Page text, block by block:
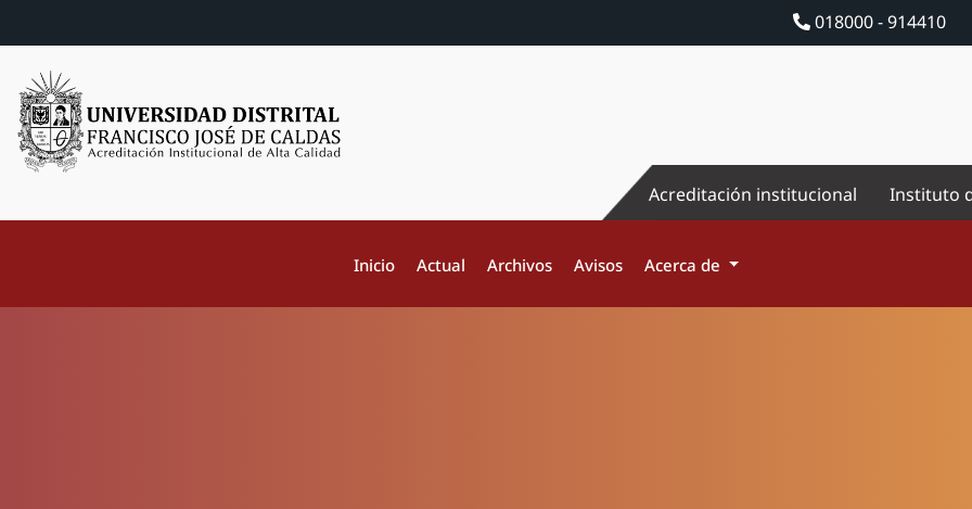
018000 - 914410
Acreditación institucional Instituto
Inicio Actual Archivos Avisos Acerca de